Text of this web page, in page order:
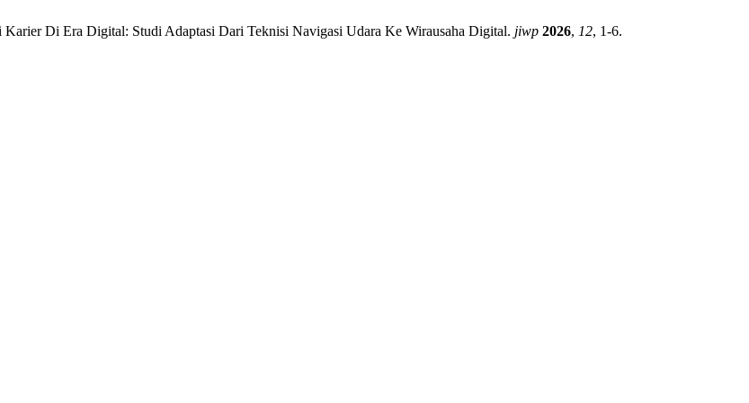
Di Era Digital: Studi Adaptasi Dari Teknisi Navigasi Udara Ke Wirausaha Digital. jiwp 2026, 12, 1-6.